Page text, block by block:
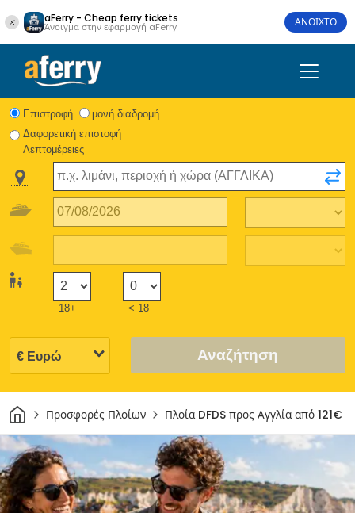
aFerry - Cheap ferry tickets
Άνοιγμα στην εφαρμογή aFerry ΑΝΟΙΧΤΟ
Eπιστροφή
μονή διαδρομή
Δαφορετική επιστοφή
Λεπτομέρειες
18+ < 18
Αναζήτηση
ΣπίτιΠροσφορές Πλοίων Πλοία DFDS προς Αγγλία από 121€